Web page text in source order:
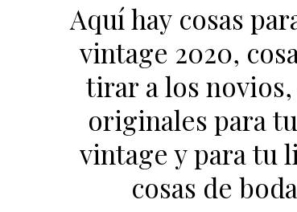
Aquí hay cosas
vintage 2020,
tirar a los novios,
originales para
vintage y para tu
cosas de